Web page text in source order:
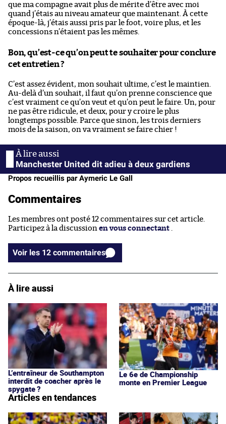
que ma compagne avait plus de mérite d’être avec moi
quand j’étais au niveau amateur que maintenant. À cette
époque-là, j’étais aussi pris par le foot, voire plus, et les
concessions n’étaient pas les mêmes.
Bon, qu’est-ce qu’on peut te souhaiter pour conclure
cet entretien ?
C’est assez évident, mon souhait ultime, c’est le maintien.
Au-delà d’un souhait, il faut qu’on prenne conscience que
c’est vraiment ce qu’on veut et qu’on peut le faire. Un, pour
ne pas être ridicule, et deux, pour y croire le plus
longtemps possible. Parce que sinon, les trois derniers
mois de la saison, on va vraiment se faire chier !
Manchester United dit adieu à deux gardiens
Propos recueillis par Aymeric Le Gall
Commentaires
Les membres ont posté 12 commentaires sur cet article.
Participez à la discussion en vous connectant
Voir les 12 commentaires
À lire aussi
L’entraîneur de Southampton
interdit de coacher après le
spygate ?
Le 6e de Championship
monte en Premier League
Articles en tendances